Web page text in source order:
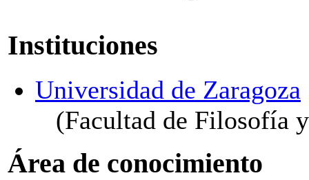
Instituciones
Universidad de Zaragoza
(Facultad de Filosofía
Área de conocimiento